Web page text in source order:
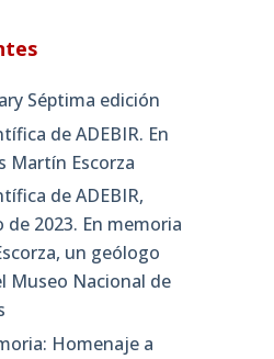
Séptima edición
de ADEBIR. En
Martín Escorza
de ADEBIR,
de 2023. En memoria
un geólogo
Museo Nacional de
Homenaje a